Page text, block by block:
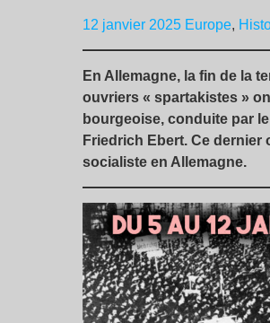
12 janvier 2025 Europe,
En Allemagne, la fin de la
ouvriers « spartakistes »
bourgeoise, conduite par
Friedrich Ebert. Ce
socialiste en Allemagne.